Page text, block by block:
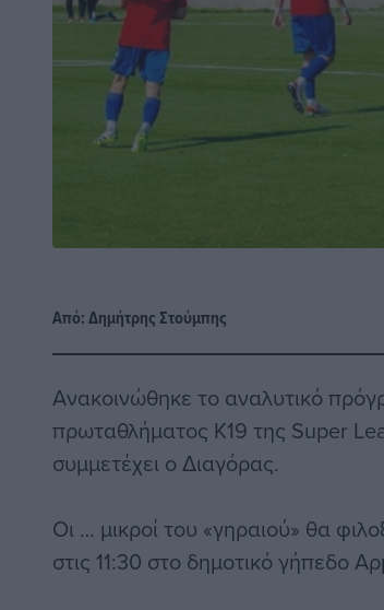
Από:Δημήτρης Στούμπης
Ανακοινώθηκε το αναλυτικό
πρωταθλήματος Κ19 της Super
συμμετέχει ο Διαγόρας.
Οι … μικροί του «γηραιού» θα
στις 11:30 στο δημοτικό γήπεδο